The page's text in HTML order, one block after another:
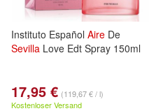
Instituto Español Aire De
Sevilla Love Edt Spray 150ml
17,95 € (119,67 € / l)
Kostenloser Versand